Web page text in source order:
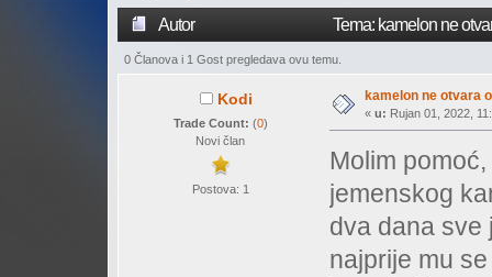
Autor Tema: kamelon ne
0 Članova i 1 Gost pregledava ovu temu.
Kodi
Trade Count: (0)
Novi član
Postova: 1
kamelon ne otvara
« u: Rujan 01, 2022,
Molim
jemenskog
dva dana sve
najprije mu